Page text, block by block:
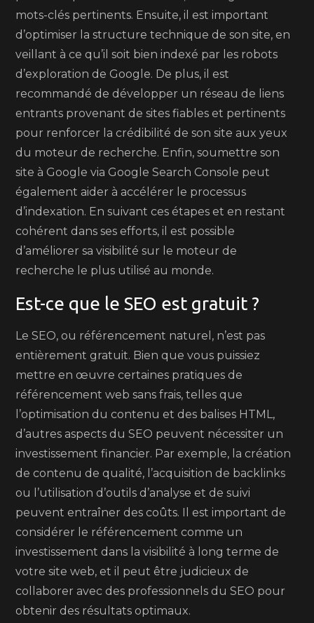
mots-clés pertinents. Ensuite, il est important
d’optimiser la structure technique de son site, en
veillant à ce qu’il soit bien indexé par les robots
d’exploration de Google. De plus, il est
recommandé de développer un réseau de liens
entrants provenant de sites fiables et pertinents
pour renforcer la crédibilité de son site aux yeux
du moteur de recherche. Enfin, soumettre son
site à Google via Google Search Console peut
également aider à accélérer le processus
d’indexation. En suivant ces étapes et en restant
cohérent dans ses efforts, il est possible
d’améliorer sa visibilité sur le moteur de
recherche le plus utilisé au monde.
Est-ce que le SEO est gratuit ?
Le SEO, ou référencement naturel, n’est pas
entièrement gratuit. Bien que vous puissiez
mettre en œuvre certaines pratiques de
référencement web sans frais, telles que
l’optimisation du contenu et des balises HTML,
d’autres aspects du SEO peuvent nécessiter un
investissement financier. Par exemple, la création
de contenu de qualité, l’acquisition de backlinks
ou l’utilisation d’outils d’analyse et de suivi
peuvent entraîner des coûts. Il est important de
considérer le référencement comme un
investissement dans la visibilité à long terme de
votre site web, et il peut être judicieux de
collaborer avec des professionnels du SEO pour
obtenir des résultats optimaux.